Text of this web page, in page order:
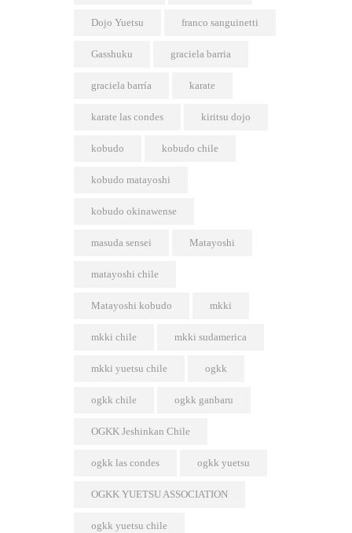
Dojo Yuetsu franco sanguinetti
Gasshuku graciela barria
graciela barría karate
karate las condes kiritsu dojo
kobudo kobudo chile
kobudo matayoshi
kobudo okinawense
masuda sensei Matayoshi
matayoshi chile
Matayoshi kobudo mkki
mkki chile mkki sudamerica
mkki yuetsu chile ogkk
ogkk chile ogkk ganbaru
OGKK Jeshinkan Chile
ogkk las condes ogkk yuetsu
OGKK YUETSU ASSOCIATION
ogkk yuetsu chile